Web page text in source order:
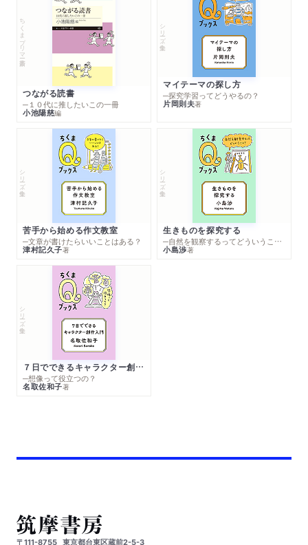
ちくまプリマー新書
つながる読書
─１０代に推したいこの一冊
小池陽慈編
シリーズ・全集
マイテーマの探し方
─探究学習ってどうやるの？
片岡則夫著
シリーズ・全集
苦手から始める作文教室
─文章が書けたらいいことはある？
津村記久子著
シリーズ・全集
生きものを探究する
─自然を観察するってどういうこと？
小島渉著
シリーズ・全集
７日でできるキャラクター創作入門
─想像って役立つの？
名取佐和子著
〒111-8755 東京都台東区蔵前2-5-3